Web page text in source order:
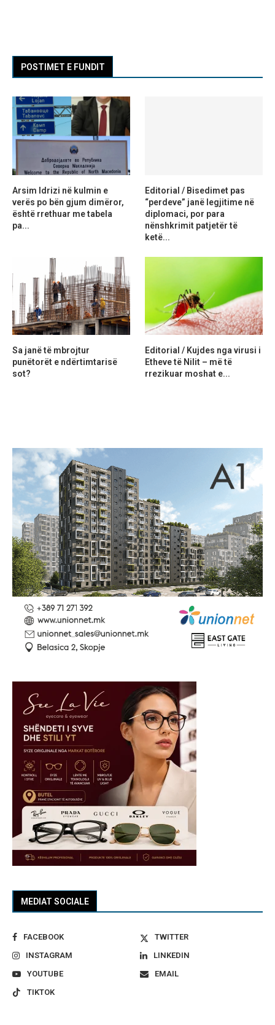
MEDIAT SOCIALE
FACEBOOK
TWITTER
INSTAGRAM
LINKEDIN
YOUTUBE
EMAIL
TIKTOK
POSTIMET E FUNDIT
Arsim Idrizi në kulmin e
verës po bën gjum dimëror,
është rrethuar me tabela
pa...
Editorial / Bisedimet pas
“perdeve” janë legjitime në
diplomaci, por para
nënshkrimit patjetër të
ketë...
Sa janë të mbrojtur
punëtorët e ndërtimtarisë
sot?
Editorial / Kujdes nga virusi i
Etheve të Nilit – më të
rrezikuar moshat e...